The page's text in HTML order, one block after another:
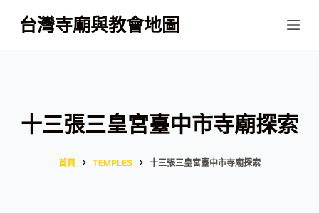
跳
至
台灣寺廟與教會地圖
十三張三皇宮臺中市寺廟探索
首頁 TEMPLES 十三張三皇宮臺中市寺廟探索